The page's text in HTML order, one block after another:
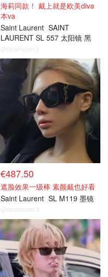
海莉同款！ 戴上就是欧美diva
本va
Saint Laurent SAINT
LAURENT SL 557 太阳镜 黑
色
@dealmoon.it
€487.50
遮脸效果一级棒 素颜戴也好看
Saint Laurent SL M119 墨镜
@dealmoon.it